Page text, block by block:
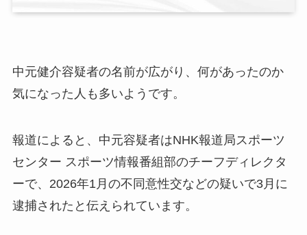
中元健介容疑者の名前が広がり、何があったのか
気になった人も多いようです。
報道によると、中元容疑者はNHK報道局スポーツ
センター スポーツ情報番組部のチーフディレクタ
ーで、2026年1月の不同意性交などの疑いで3月に
逮捕されたと伝えられています。